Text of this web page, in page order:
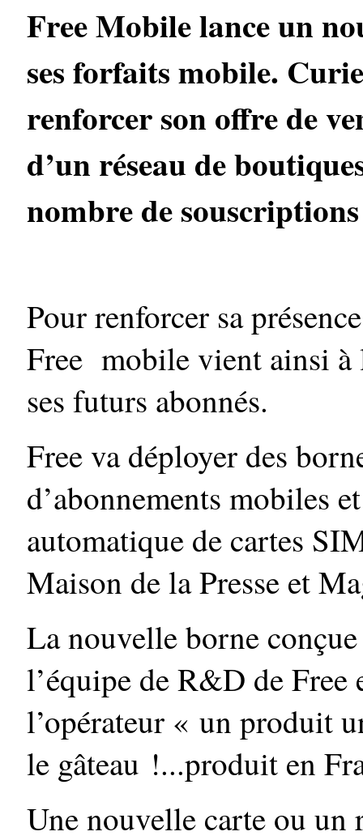
Free Mobile lance un
ses forfaits mobile.
renforcer son offre de
d’un réseau de
nombre de
Pour renforcer sa
Free mobile vient ainsi à
ses futurs abonnés.
Free va déployer des
d’abonnements mobiles
automatique de cartes
Maison de la Presse et
La nouvelle borne
l’équipe de R&D de Free
l’opérateur « un produit
le gâteau !...produit en
Une nouvelle carte ou un